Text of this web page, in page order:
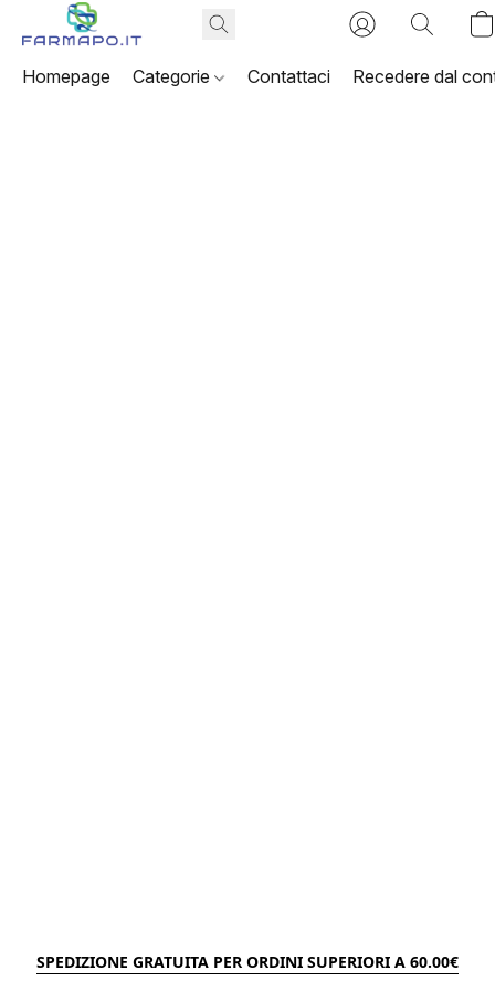
Homepage Categorie Contattaci Recedere dal
SPEDIZIONE GRATUITA PER ORDINI SUPERIORI A 60.00€